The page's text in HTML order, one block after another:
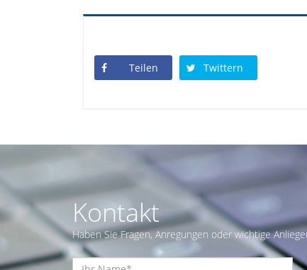
Teilen Twittern
Kontakt
Haben Sie Fragen, Anregungen oder wichtige